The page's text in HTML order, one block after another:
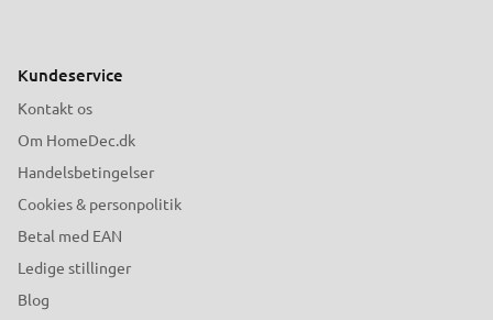
Kundeservice
Kontakt os
Om HomeDec.dk
Handelsbetingelser
Cookies & personpolitik
Betal med EAN
Ledige stillinger
Blog